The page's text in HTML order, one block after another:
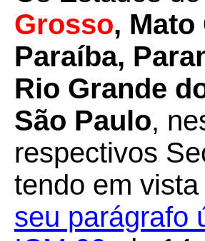
Grosso,
Paraíba,
Rio Grande
São Paulo,
respectivos
tendo em
seu parágrafo